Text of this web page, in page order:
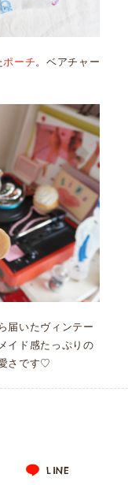
ポーチ 。ベアチャー
届いたヴィンテー
イド感たっぷりの
さです♡
LINE